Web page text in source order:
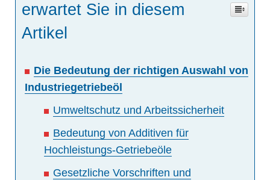
erwartet Sie in diesem
Artikel
Die Bedeutung der richtigen Auswahl von
Industriegetriebeöl
Umweltschutz und Arbeitssicherheit
Bedeutung von Additiven für
Hochleistungs-Getriebeöle
Gesetzliche Vorschriften und